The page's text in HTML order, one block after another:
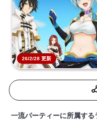
26/2/28 更新
一流パーティーに所属す